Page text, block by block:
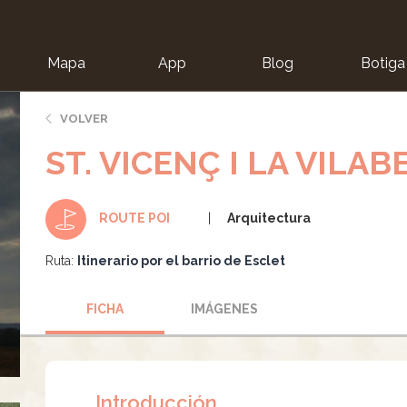
Mapa App Blog Botiga
VOLVER
ST. VICENÇ I LA
ROUTE POI Arquitectura
Ruta: Itinerario por el barrio de Esclet
FICHA IMÁGENES